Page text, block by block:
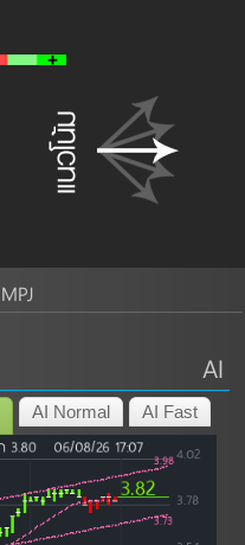
MPJ
AI
AI Fast
AI Normal